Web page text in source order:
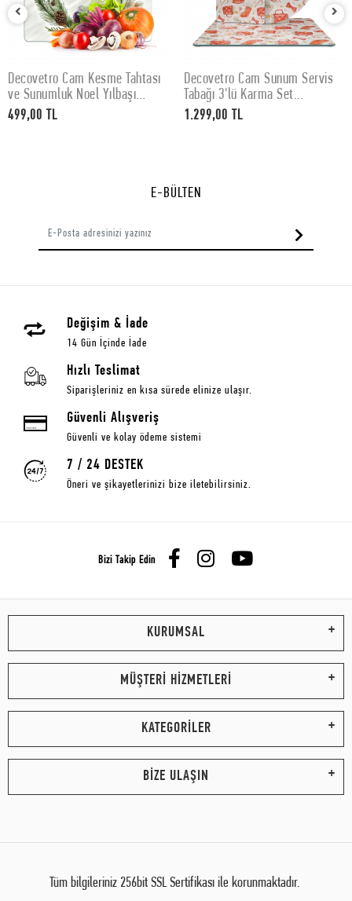
SEPETE EKLE
Decovetro Cam Kesme Tahtası
ve Sunumluk Noel Yılbaşı
Çelenk Desenli 30 x 40 cm
499,00 TL
SEPETE EKLE
Decovetro Cam Sunum Servis
Tabağı 3'lü Karma Set
Christmas Yılbaşı Desenli
1.299,00 TL
E-BÜLTEN
Değişim & İade
14 Gün İçinde İade
Hızlı Teslimat
Siparişleriniz en kısa sürede elinize ulaşır.
Güvenli Alışveriş
Güvenli ve kolay ödeme sistemi
7 / 24 DESTEK
Öneri ve şikayetlerinizi bize iletebilirsiniz.
Bizi Takip Edin
KURUMSAL
MÜŞTERİ HİZMETLERİ
KATEGORİLER
BİZE ULAŞIN
Tüm bilgileriniz 256bit SSL Sertifikası ile korunmaktadır.